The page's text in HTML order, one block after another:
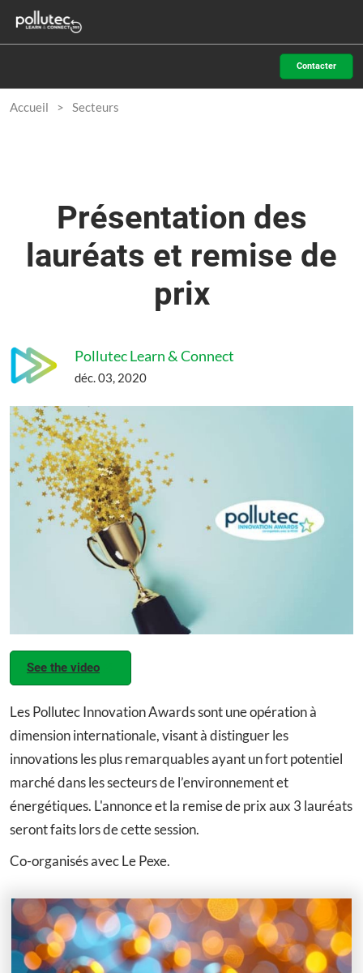
Accéder
au
contenu
Contacter
Accueil Secteurs
Présentation des
lauréats et remise de
prix
Pollutec Learn & Connect
déc. 03, 2020
See the video
Les Pollutec Innovation Awards sont une opération à
dimension internationale, visant à distinguer les
innovations les plus remarquables ayant un fort potentiel
marché dans les secteurs de l’environnement et
énergétiques. L'annonce et la remise de prix aux 3 lauréats
seront faits lors de cette session.
Co-organisés avec Le Pexe.